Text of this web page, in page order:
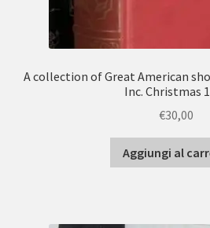
A collection of Great American
Inc. Christmas
€30,00
Aggiungi al